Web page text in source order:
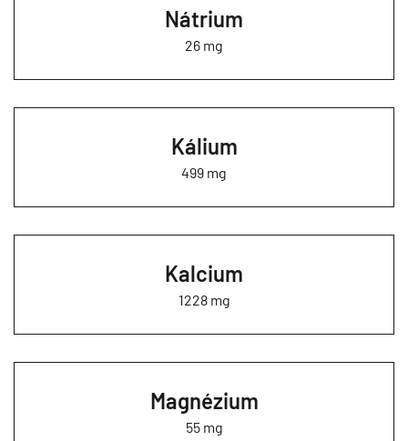
Nátrium
26 mg
Kálium
499 mg
Kalcium
1228 mg
Magnézium
55 mg